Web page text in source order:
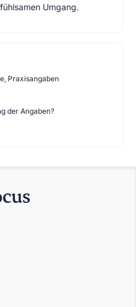
Umgang.
Praxisangaben
der Angaben?